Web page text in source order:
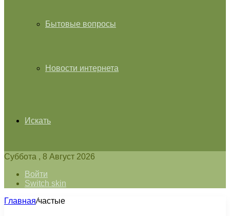
Бытовые вопросы
Новости интернета
Искать
Суббота , 8 Август 2026
Войти
Switch skin
Главная/частые